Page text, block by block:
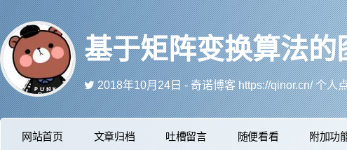
2018年10月23日 - 网友们，评论的时候，名称可以写自己的网名，没网址的可以填自己的QQ
2025年12月16日 - 今天抽空更新了网盘的链接，
2021年5月27日 - 今天删除了一大堆的广告留言
2018年12月3日 - 欢迎访问奇诺引导页：
网站首页 文章归档 吐槽留言 随便看看 附加功